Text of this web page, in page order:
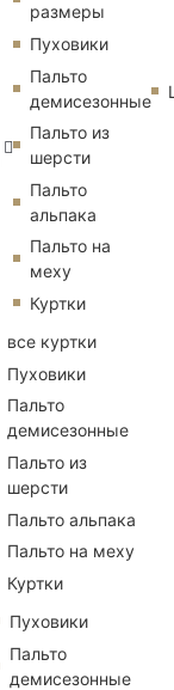
размеры
Пуховики
Пальто
демисезонные
Пальто из
шерсти
Пальто
альпака
Пальто на
меху
Куртки
все куртки
Пуховики
Пальто
демисезонные
Пальто из
шерсти
Пальто альпака
Пальто на меху
Куртки
Пуховики
Пальто
демисезонные